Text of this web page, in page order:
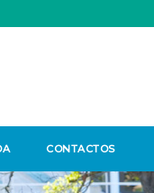
CONTACTOS